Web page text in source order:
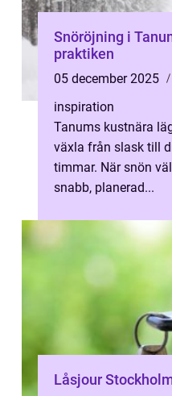
Snöröjning i
praktiken
05 december 2025
inspiration
Tanums kustnära
växla från slask till
timmar. När snön
snabb, planerad...
Låsjour